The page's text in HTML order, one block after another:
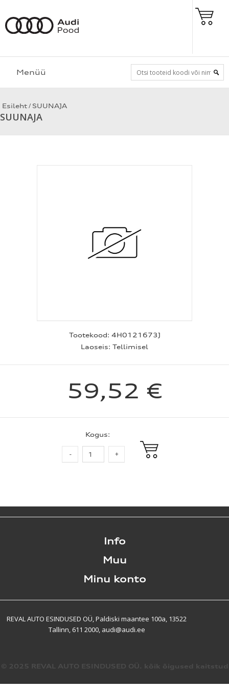
Menüü
Esileht / SUUNAJA
SUUNAJA
Tootekood: 4H0121673J
Laoseis: Tellimisel
59,52 €
Kogus:
Info
Muu
Minu konto
REVAL AUTO ESINDUSED OÜ, Paldiski maantee 100a, 13522
Tallinn, 611 2000, audi@audi.ee
© 2025 REVAL AUTO ESINDUSED OÜ. kõik õigused kaitstud